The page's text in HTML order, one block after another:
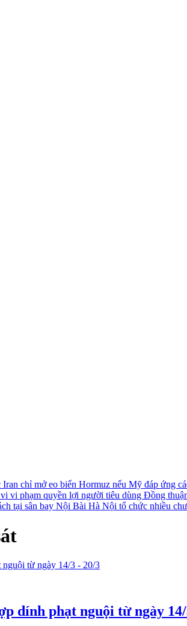
Iran chỉ mở eo biển Hormuz nếu Mỹ đáp ứng
vi phạm quyền lợi người tiêu dùng Đồng
tại sân bay Nội Bài Hà Nội tổ chức nhiều
dính phạt nguội từ ngày